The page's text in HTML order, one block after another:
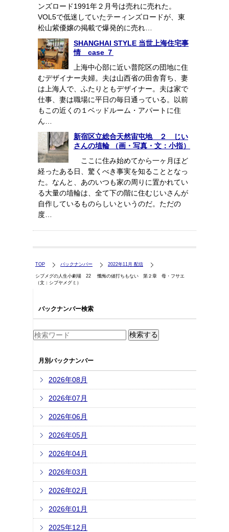
ンズロード1991年２月号は売れに売れた。
VOL5で低迷していたテーィンズロードが、東
松山紫優嬢の掲載で爆発的に売れ…
SHANGHAI STYLE 当世上海住宅事
情 case ７
上海中心部に近い普陀区の団地に住
むデザイナー夫婦。夫は山西省の田舎育ち、妻
は上海人で、ふたりともデザイナー。夫は家で
仕事、妻は職場に平日の毎日通っている。以前
もこの近くの１ベッドルーム・アパートに住
ん…
新宿区立総合天然宙屯地 ２ じい
さんの埴輪 （画・写真・文：小指）
ここに住み始めてから一ヶ月ほど
経ったある日、驚くべき事実を知ることとなっ
た。なんと、あのいつも家の周りに置かれてい
る大量の埴輪は、全て下の階に住むじいさんが
自作しているものらしいというのだ。ただの
度…
TOP バックナンバー 2022年11月 配信
シブメグの人生小劇場 22 懺悔の値打ちもない 第２章 母・フサエ
（文：シブヤメグミ）
バックナンバー検索
月別バックナンバー
2026年08月
2026年07月
2026年06月
2026年05月
2026年04月
2026年03月
2026年02月
2026年01月
2025年12月